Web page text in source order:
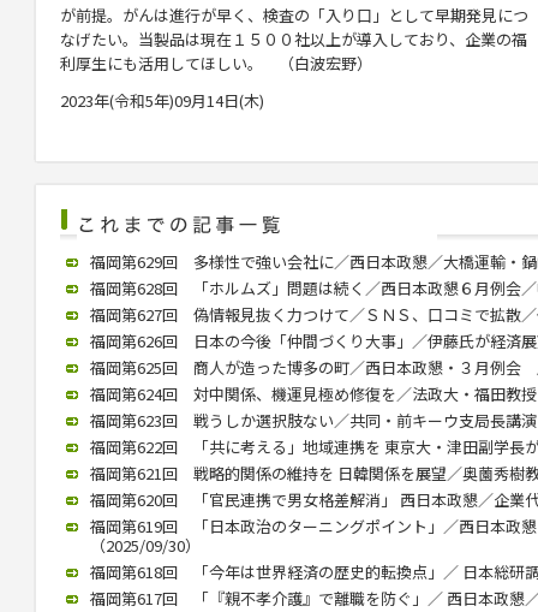
が前提。がんは進行が早く、検査の「入り口」として早期発見につ
なげたい。当製品は現在１５００社以上が導入しており、企業の福
利厚生にも活用してほしい。 （白波宏野）
2023年(令和5年)09月14日(木)
福岡第629回 多様性で強い会社に／西日本政懇／大橋運輸・
福岡第628回 「ホルムズ」問題は続く／西日本政懇６月例会
福岡第627回 偽情報見抜く力つけて／ＳＮＳ、口コミで拡散
福岡第626回 日本の今後「仲間づくり大事」／伊藤氏が経済
福岡第625回 商人が造った博多の町／西日本政懇・３月例会
福岡第624回 対中関係、機運見極め修復を／法政大・福田教
福岡第623回 戦うしか選択肢ない／共同・前キーウ支局長講
福岡第622回 「共に考える」地域連携を 東京大・津田副学長
福岡第621回 戦略的関係の維持を 日韓関係を展望／奥薗秀樹
福岡第620回 「官民連携で男女格差解消」 西日本政懇／企業
福岡第619回 「日本政治のターニングポイント」／西日本政
（2025/09/30）
福岡第618回 「今年は世界経済の歴史的転換点」／ 日本総
福岡第617回 「『親不孝介護』で離職を防ぐ」／ 西日本政懇